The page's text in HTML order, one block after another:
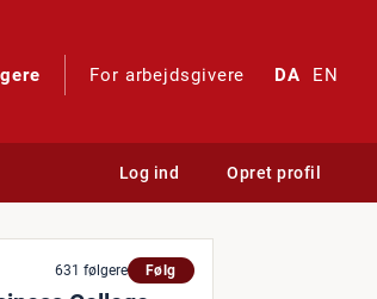
For arbejdsgivere DA EN
Log ind Opret profil
631 følgere Følg